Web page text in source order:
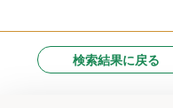
検索結果に戻る